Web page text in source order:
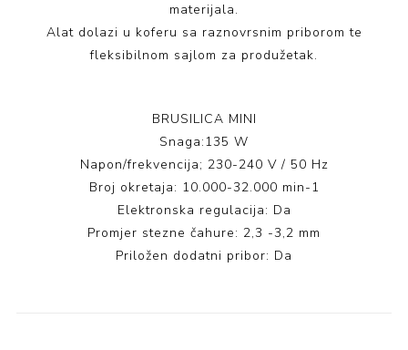
materijala.
Alat dolazi u koferu sa raznovrsnim priborom te
fleksibilnom sajlom za produžetak.
BRUSILICA MINI
Snaga:135 W
Napon/frekvencija; 230-240 V / 50 Hz
Broj okretaja: 10.000-32.000 min-1
Elektronska regulacija: Da
Promjer stezne čahure: 2,3 -3,2 mm
Priložen dodatni pribor: Da